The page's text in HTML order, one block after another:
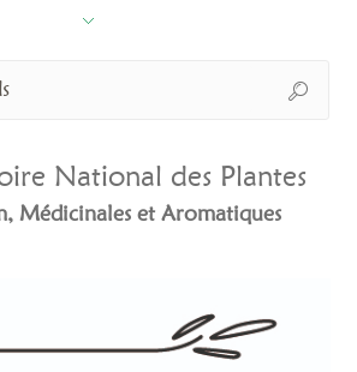
National des Plantes
Médicinales et Aromatiques